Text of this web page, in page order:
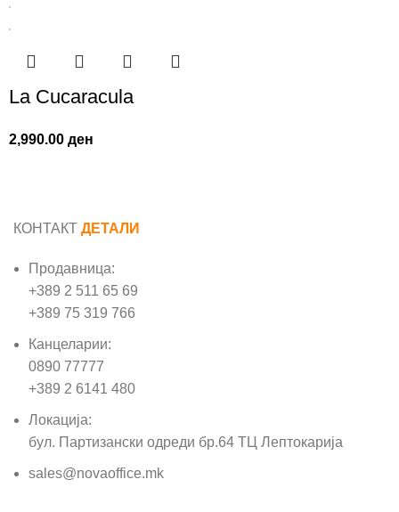
La Cucaracula
2,990.00ден
КОНТАКТ ДЕТАЛИ
Продавница:
+389 2 511 65 69
+389 75 319 766
Канцеларии:
0890 77777
+389 2 6141 480
Локација:
бул. Партизански одреди бр.64 ТЦ Лептокарија
sales@novaoffice.mk